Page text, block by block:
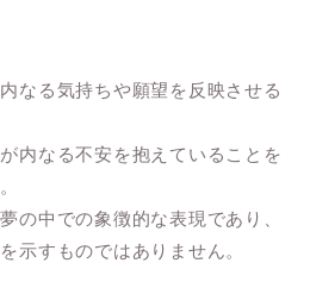
なる気持ちや願望を反映させる
内なる不安を抱えていることを
の中での象徴的な表現であり、
示すものではありません。